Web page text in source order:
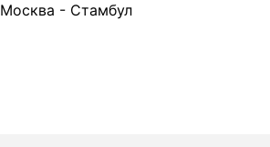
Москва - Стамбул